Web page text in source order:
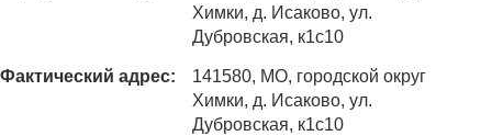
Химки, д. Исаково, ул.
Дубровская, к1с10
Фактический адрес:
141580, МО, городской округ
Химки, д. Исаково, ул.
Дубровская, к1с10